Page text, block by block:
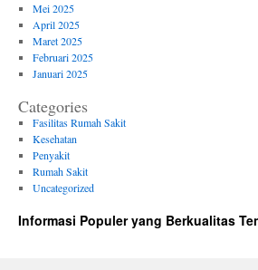
Mei 2025
April 2025
Maret 2025
Februari 2025
Januari 2025
Categories
Fasilitas Rumah Sakit
Kesehatan
Penyakit
Rumah Sakit
Uncategorized
Informasi Populer yang Berkualitas